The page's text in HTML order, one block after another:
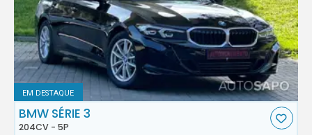
EM DESTAQUE
BMW SÉRIE 3
204CV - 5P